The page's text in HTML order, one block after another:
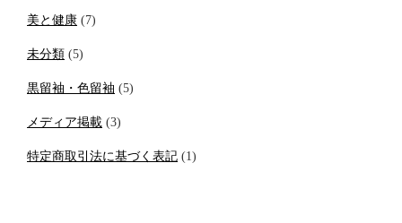
美と健康 (7)
未分類 (5)
黒留袖・色留袖 (5)
メディア掲載 (3)
特定商取引法に基づく表記 (1)